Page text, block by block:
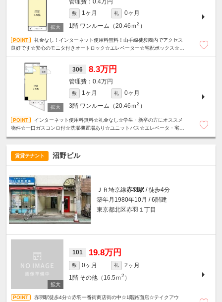
0.4万円
敷 1ヶ月 礼
0ヶ月
1階 ワンルーム（20.46ｍ2 ）
礼金なし！インターネット使用料無料！山手線徒歩圏内でアクセス
良好です☆安心のモニタ付きオートロック☆エレベーター☆宅配ボックス☆洗
306 8.3万円
0.4万円
敷 1ヶ月 礼
0ヶ月
3階 ワンルーム（20.46ｍ2 ）
インターネット使用料無料☆礼金なし☆学生・新卒の方にオススメ
物件☆一口ガスコンロ付☆洗濯機置場あり☆ユニットバス☆エレベータ・宅配
賃貸テナント 沼野ビル
ＪＲ埼京線赤羽駅 / 徒歩4分
築年月1980年10月 / 6階建
東京都北区赤羽１丁目
101 19.8万円
敷 0ヶ月 礼
2ヶ月
1階 その他（16.5ｍ2 ）
赤羽駅徒歩4分☆赤羽一番街商店街の中☆1階路面店☆テイクアウ